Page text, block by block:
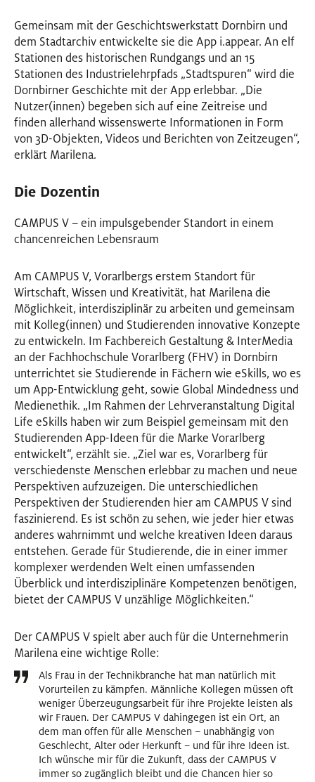
Gemeinsam mit der Geschichtswerkstatt Dornbirn und
dem Stadtarchiv entwickelte sie die App i.appear. An elf
Stationen des historischen Rundgangs und an 15
Stationen des Industrielehrpfads „Stadtspuren“ wird die
Dornbirner Geschichte mit der App erlebbar. „Die
Nutzer(innen) begeben sich auf eine Zeitreise und
finden allerhand wissenswerte Informationen in Form
von 3D-Objekten, Videos und Berichten von Zeitzeugen“,
erklärt Marilena.
Die Dozentin
CAMPUS V – ein impulsgebender Standort in einem
chancenreichen Lebensraum
Am CAMPUS V, Vorarlbergs erstem Standort für
Wirtschaft, Wissen und Kreativität, hat Marilena die
Möglichkeit, interdisziplinär zu arbeiten und gemeinsam
mit Kolleg(innen) und Studierenden innovative Konzepte
zu entwickeln. Im Fachbereich Gestaltung & InterMedia
an der Fachhochschule Vorarlberg (FHV) in Dornbirn
unterrichtet sie Studierende in Fächern wie eSkills, wo es
um App-Entwicklung geht, sowie Global Mindedness und
Medienethik. „Im Rahmen der Lehrveranstaltung Digital
Life eSkills haben wir zum Beispiel gemeinsam mit den
Studierenden App-Ideen für die Marke Vorarlberg
entwickelt“, erzählt sie. „Ziel war es, Vorarlberg für
verschiedenste Menschen erlebbar zu machen und neue
Perspektiven aufzuzeigen. Die unterschiedlichen
Perspektiven der Studierenden hier am CAMPUS V sind
faszinierend. Es ist schön zu sehen, wie jeder hier etwas
anderes wahrnimmt und welche kreativen Ideen daraus
entstehen. Gerade für Studierende, die in einer immer
komplexer werdenden Welt einen umfassenden
Überblick und interdisziplinäre Kompetenzen benötigen,
bietet der CAMPUS V unzählige Möglichkeiten.“
Der CAMPUS V spielt aber auch für die Unternehmerin
Marilena eine wichtige Rolle:
Als Frau in der Technikbranche hat man natürlich mit
Vorurteilen zu kämpfen. Männliche Kollegen müssen oft
weniger Überzeugungsarbeit für ihre Projekte leisten als
wir Frauen. Der CAMPUS V dahingegen ist ein Ort, an
dem man offen für alle Menschen – unabhängig von
Geschlecht, Alter oder Herkunft – und für ihre Ideen ist.
Ich wünsche mir für die Zukunft, dass der CAMPUS V
immer so zugänglich bleibt und die Chancen hier so